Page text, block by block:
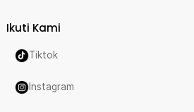
Ikuti Kami
Tiktok
Instagram